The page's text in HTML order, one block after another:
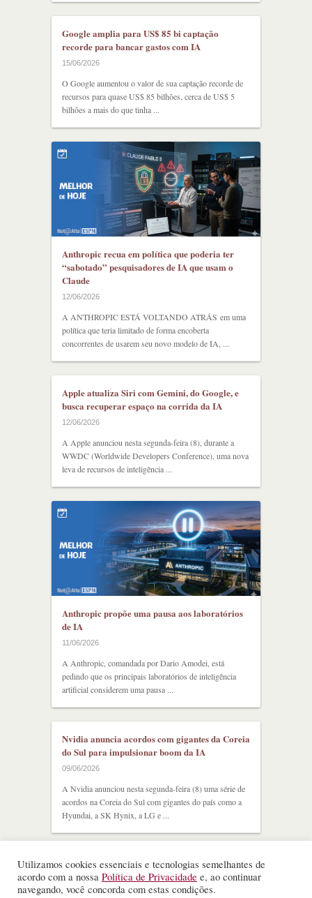
Google amplia para US$ 85 bi captação
recorde para bancar gastos com IA
15/06/2026
O Google aumentou o valor de sua captação recorde de
recursos para quase US$ 85 bilhões, cerca de US$ 5
bilhões a mais do que tinha ...
Anthropic recua em política que poderia ter
“sabotado” pesquisadores de IA que usam o
Claude
12/06/2026
A ANTHROPIC ESTÁ VOLTANDO ATRÁS em uma
política que teria limitado de forma encoberta
concorrentes de usarem seu novo modelo de IA, ...
Apple atualiza Siri com Gemini, do Google, e
busca recuperar espaço na corrida da IA
12/06/2026
A Apple anunciou nesta segunda-feira (8), durante a
WWDC (Worldwide Developers Conference), uma nova
leva de recursos de inteligência ...
Anthropic propõe uma pausa aos laboratórios
de IA
11/06/2026
A Anthropic, comandada por Dario Amodei, está
pedindo que os principais laboratórios de inteligência
artificial considerem uma pausa ...
Nvidia anuncia acordos com gigantes da Coreia
do Sul para impulsionar boom da IA
09/06/2026
A Nvidia anunciou nesta segunda-feira (8) uma série de
acordos na Coreia do Sul com gigantes do país como a
Hyundai, a SK Hynix, a LG e ...
Utilizamos cookies essenciais e tecnologias semelhantes de
acordo com a nossa Política de Privacidade e, ao continuar
navegando, você concorda com estas condições.